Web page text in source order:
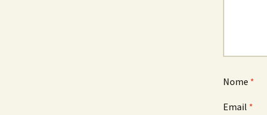
Nome *
Email *